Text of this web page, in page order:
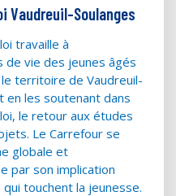
Vaudreuil-Soulanges
travaille à
de vie des jeunes âgés
territoire de Vaudreuil-
en les soutenant dans
le retour aux études
Le Carrefour se
globale et
par son implication
touchent la jeunesse.